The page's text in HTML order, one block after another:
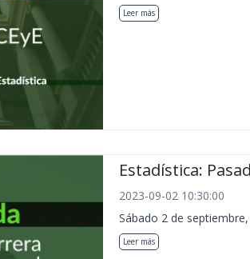
Leer más
Estadística:
2023-09-02 10:30:00
Sábado 2 de
Leer más